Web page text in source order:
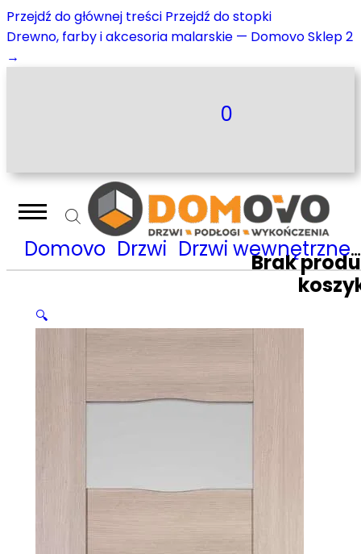
Przejdź do głównej treści Przejdź do stopki
Drewno, farby i akcesoria malarskie — Domovo Sklep 2
→
0
Brak
Domovo Drzwi Drzwi wewnętrzne
🔍